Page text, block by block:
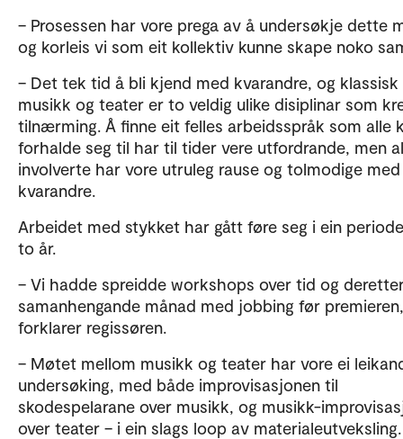
– Prosessen har vore prega av å undersøkje dette
og korleis vi som eit kollektiv kunne skape noko
– Det tek tid å bli kjend med kvarandre, og klassisk
musikk og teater er to veldig ulike disiplinar som
tilnærming. Å finne eit felles arbeidsspråk som alle
forhalde seg til har til tider vere utfordrande, men
involverte har vore utruleg rause og tolmodige med
kvarandre.
Arbeidet med stykket har gått føre seg i ein
to år.
– Vi hadde spreidde workshops over tid og
samanhengande månad med jobbing før premieren,
forklarer regissøren.
– Møtet mellom musikk og teater har vore ei
undersøking, med både improvisasjonen til
skodespelarane over musikk, og musikk-
over teater – i ein slags loop av